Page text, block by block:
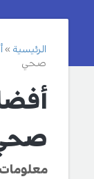
الرئيسية
صحي
معلومات